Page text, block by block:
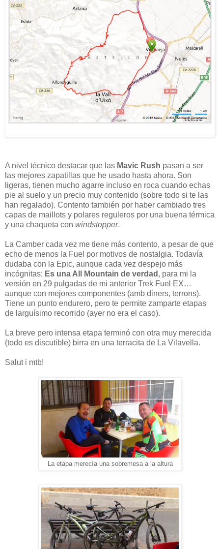
A nivel técnico destacar que las Mavic Rush pasan a ser
las mejores zapatillas que he usado hasta ahora. Son
ligeras, tienen mucho agarre incluso en roca cuando echas
pie al suelo y un precio muy contenido (sobre todo si te las
han regalado). Contento también por haber cambiado tres
capas de maillots y polares reguleros por una buena térmica
y una chaqueta con windstopper.
La Camber cada vez me tiene más contento, a pesar de que
echo de menos la Fuel por motivos de nostalgia. Todavía
dudaba con la Epic, aunque cada vez despejo más
incógnitas: Es una All Mountain de verdad , para mi la
versión en 29 pulgadas de mi anterior Trek Fuel EX…
aunque con mejores componentes (amb diners, terrons).
Tiene un punto endurero, pero te permite zamparte etapas
de larguísimo recorrido (ayer no era el caso).
La breve pero intensa etapa terminó con otra muy merecida
(todo es discutible) birra en una terracita de La Vilavella.
Salut i mtb!
La etapa merecía una sobremesa a la altura